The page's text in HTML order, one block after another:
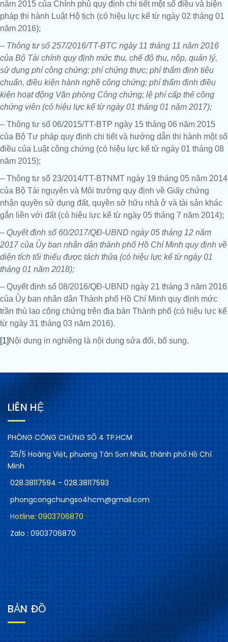
năm 2015 của Chính phủ quy định chi tiết một số điều và biện
pháp thi hành Luật Hộ tịch (có hiệu lực kể từ ngày 02 tháng 01
năm 2016);
– Thông tư số 257/2016/TT-BTC ngày 11 tháng 11 năm 2016
của Bộ Tài chính quy định mức thu, chế độ thu, nộp, quản lý,
sử dụng phí công chứng; phí chứng thực; phí thẩm định tiêu
chuẩn, điều kiện hành nghề công chứng; phí thẩm định điều
kiện hoạt động Văn phòng Công chứng; lệ phí cấp thẻ công
chứng viên (có hiệu lực kể từ ngày 01 tháng 01 năm 2017);
– Thông tư số 06/2015/TT-BTP ngày 15 tháng 06 năm 2015
của Bộ Tư pháp quy định chi tiết và hướng dẫn thi hành một số
điều của Luật công chứng (có hiệu lực kể từ ngày 01 tháng 08
năm 2015);
– Thông tư số 23/2014/TT-BTNMT ngày 19 tháng 05 năm 2014
của Bộ Tài nguyên và Môi trường quy định về Giấy chứng
nhận quyền sử dụng đất, quyền sở hữu nhà ở và tài sản khác
gắn liền với đất (có hiệu lực kể từ ngày 05 tháng 7 năm 2014);
– Quyết định số 60/2017/QĐ-UBND ngày 05 tháng 12 năm
2017 của Ủy ban nhân dân thành phố Hồ Chí Minh quy định về
diện tích tối thiểu được tách thửa (có hiệu lực kể từ ngày 01
tháng 01 năm 2018);
– Quyết định số 08/2016/QĐ-UBND ngày 21 tháng 3 năm 2016
của Ủy ban nhân dân Thành phố Hồ Chí Minh quy định mức
trần thù lao công chứng trên địa bàn Thành phố (có hiệu lực kể
từ ngày 31 tháng 03 năm 2016).
[1] Nội dung in nghiêng là nội dung sửa đổi, bổ sung.
LIÊN HỆ
PHÒNG CÔNG CHỨNG SỐ 4 TP.HCM
25/5 Hoàng Việt, phường Tân Sơn Nhất, thành phố Hồ Chí
Minh
028.38117594 - 028.38117593
phongcongchungso4hcm@gmail.com
Hotline: 0903706870
Zalo : 0903706870
BẢN ĐỒ